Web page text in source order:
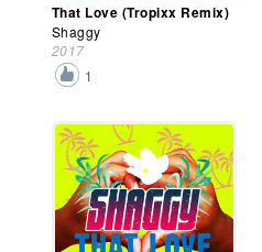
That Love (Tropixx Remix)
Shaggy
2017
1